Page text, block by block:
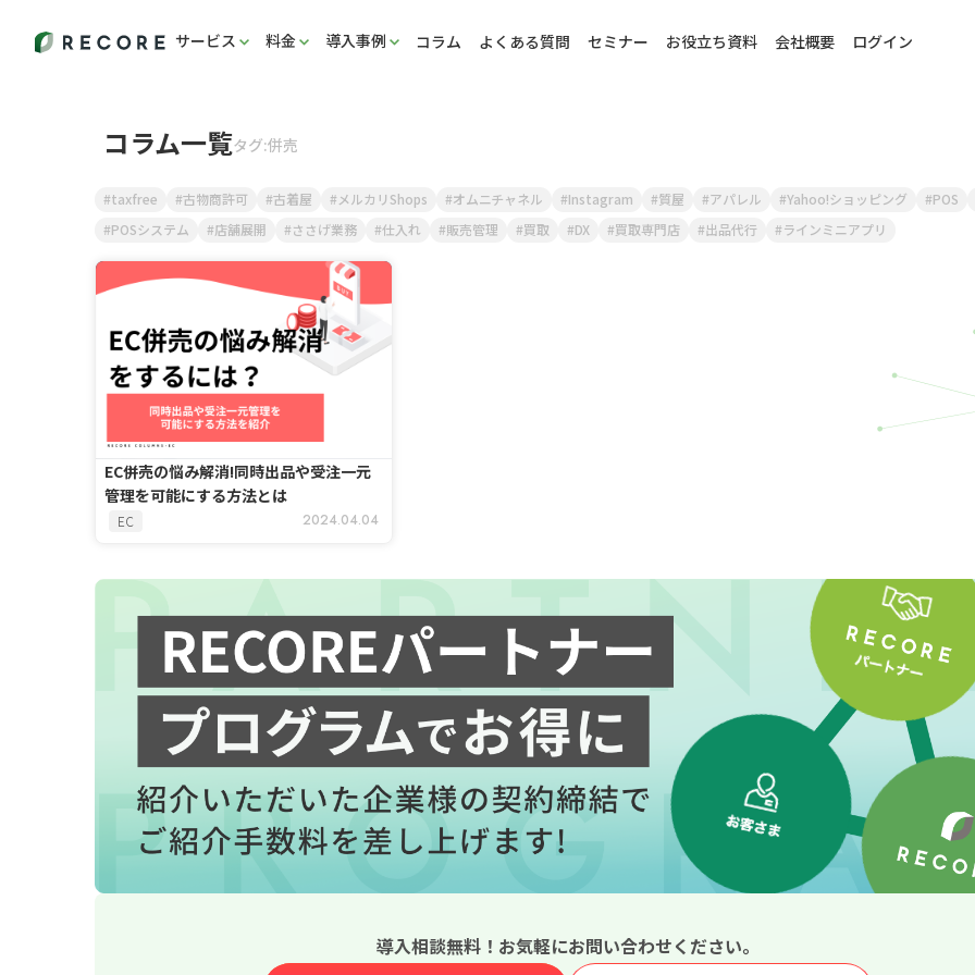
サービス 料金 導入事例 コラム よくある質問 セミナー お役立ち資料 会社概要 ログイン
コラム一覧タグ:併売
taxfree 古物商許可 古着屋 メルカリShops オムニチャネル Instagram 質屋 アパレル Yahoo!ショッピング
POS
POSシステム
店舗展開 ささげ業務 仕入れ 販売管理 買取 DX 買取専門店 出品代行 ラインミニアプリ
EC併売の悩み解消!同時出品や受注一元
管理を可能にする方法とは
EC 2024.04.04
導入相談無料！お気軽にお問い合わせください。